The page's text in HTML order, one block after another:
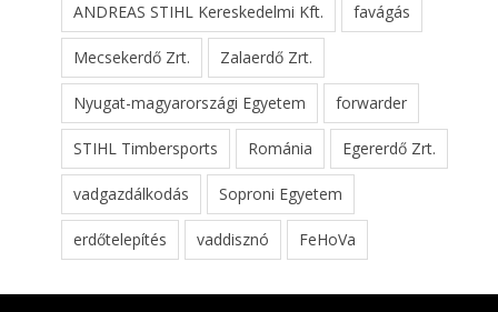
ANDREAS STIHL Kereskedelmi Kft. favágás
Mecsekerdő Zrt. Zalaerdő Zrt.
Nyugat-magyarországi Egyetem forwarder
STIHL Timbersports Románia Egererdő Zrt.
vadgazdálkodás Soproni Egyetem
erdőtelepítés vaddisznó FeHoVa